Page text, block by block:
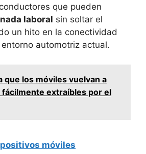
que pueden
laboral sin soltar el
un hito en la conectividad
automotriz actual.
que los móviles vuelvan a
extraíbles por el
móviles